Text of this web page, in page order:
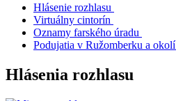
Hlásenie rozhlasu
Virtuálny cintorín
Oznamy farského úradu
Podujatia v Ružomberku a okolí
Hlásenia rozhlasu